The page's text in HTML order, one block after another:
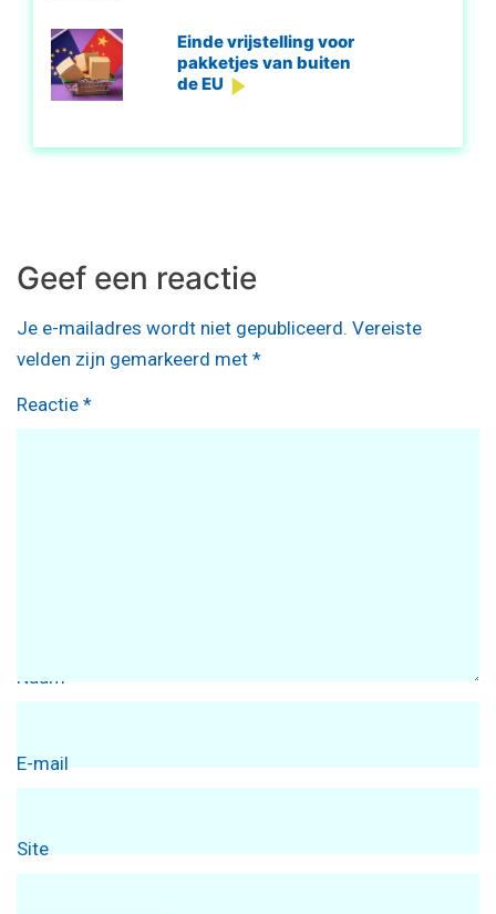
Einde vrijstelling voor
pakketjes van buiten
de EU
Geef een reactie
Je e-mailadres wordt niet gepubliceerd. Vereiste
velden zijn gemarkeerd met *
Reactie *
Naam
E-mail
Site